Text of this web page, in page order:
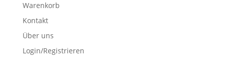
Warenkorb
Kontakt
Über uns
Login/Registrieren